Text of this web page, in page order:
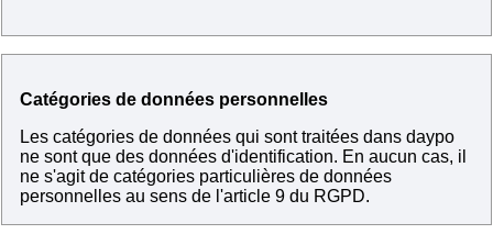
Catégories de données personnelles
Les catégories de données qui sont traitées dans daypo
ne sont que des données d'identification. En aucun cas, il
ne s'agit de catégories particulières de données
personnelles au sens de l'article 9 du RGPD.